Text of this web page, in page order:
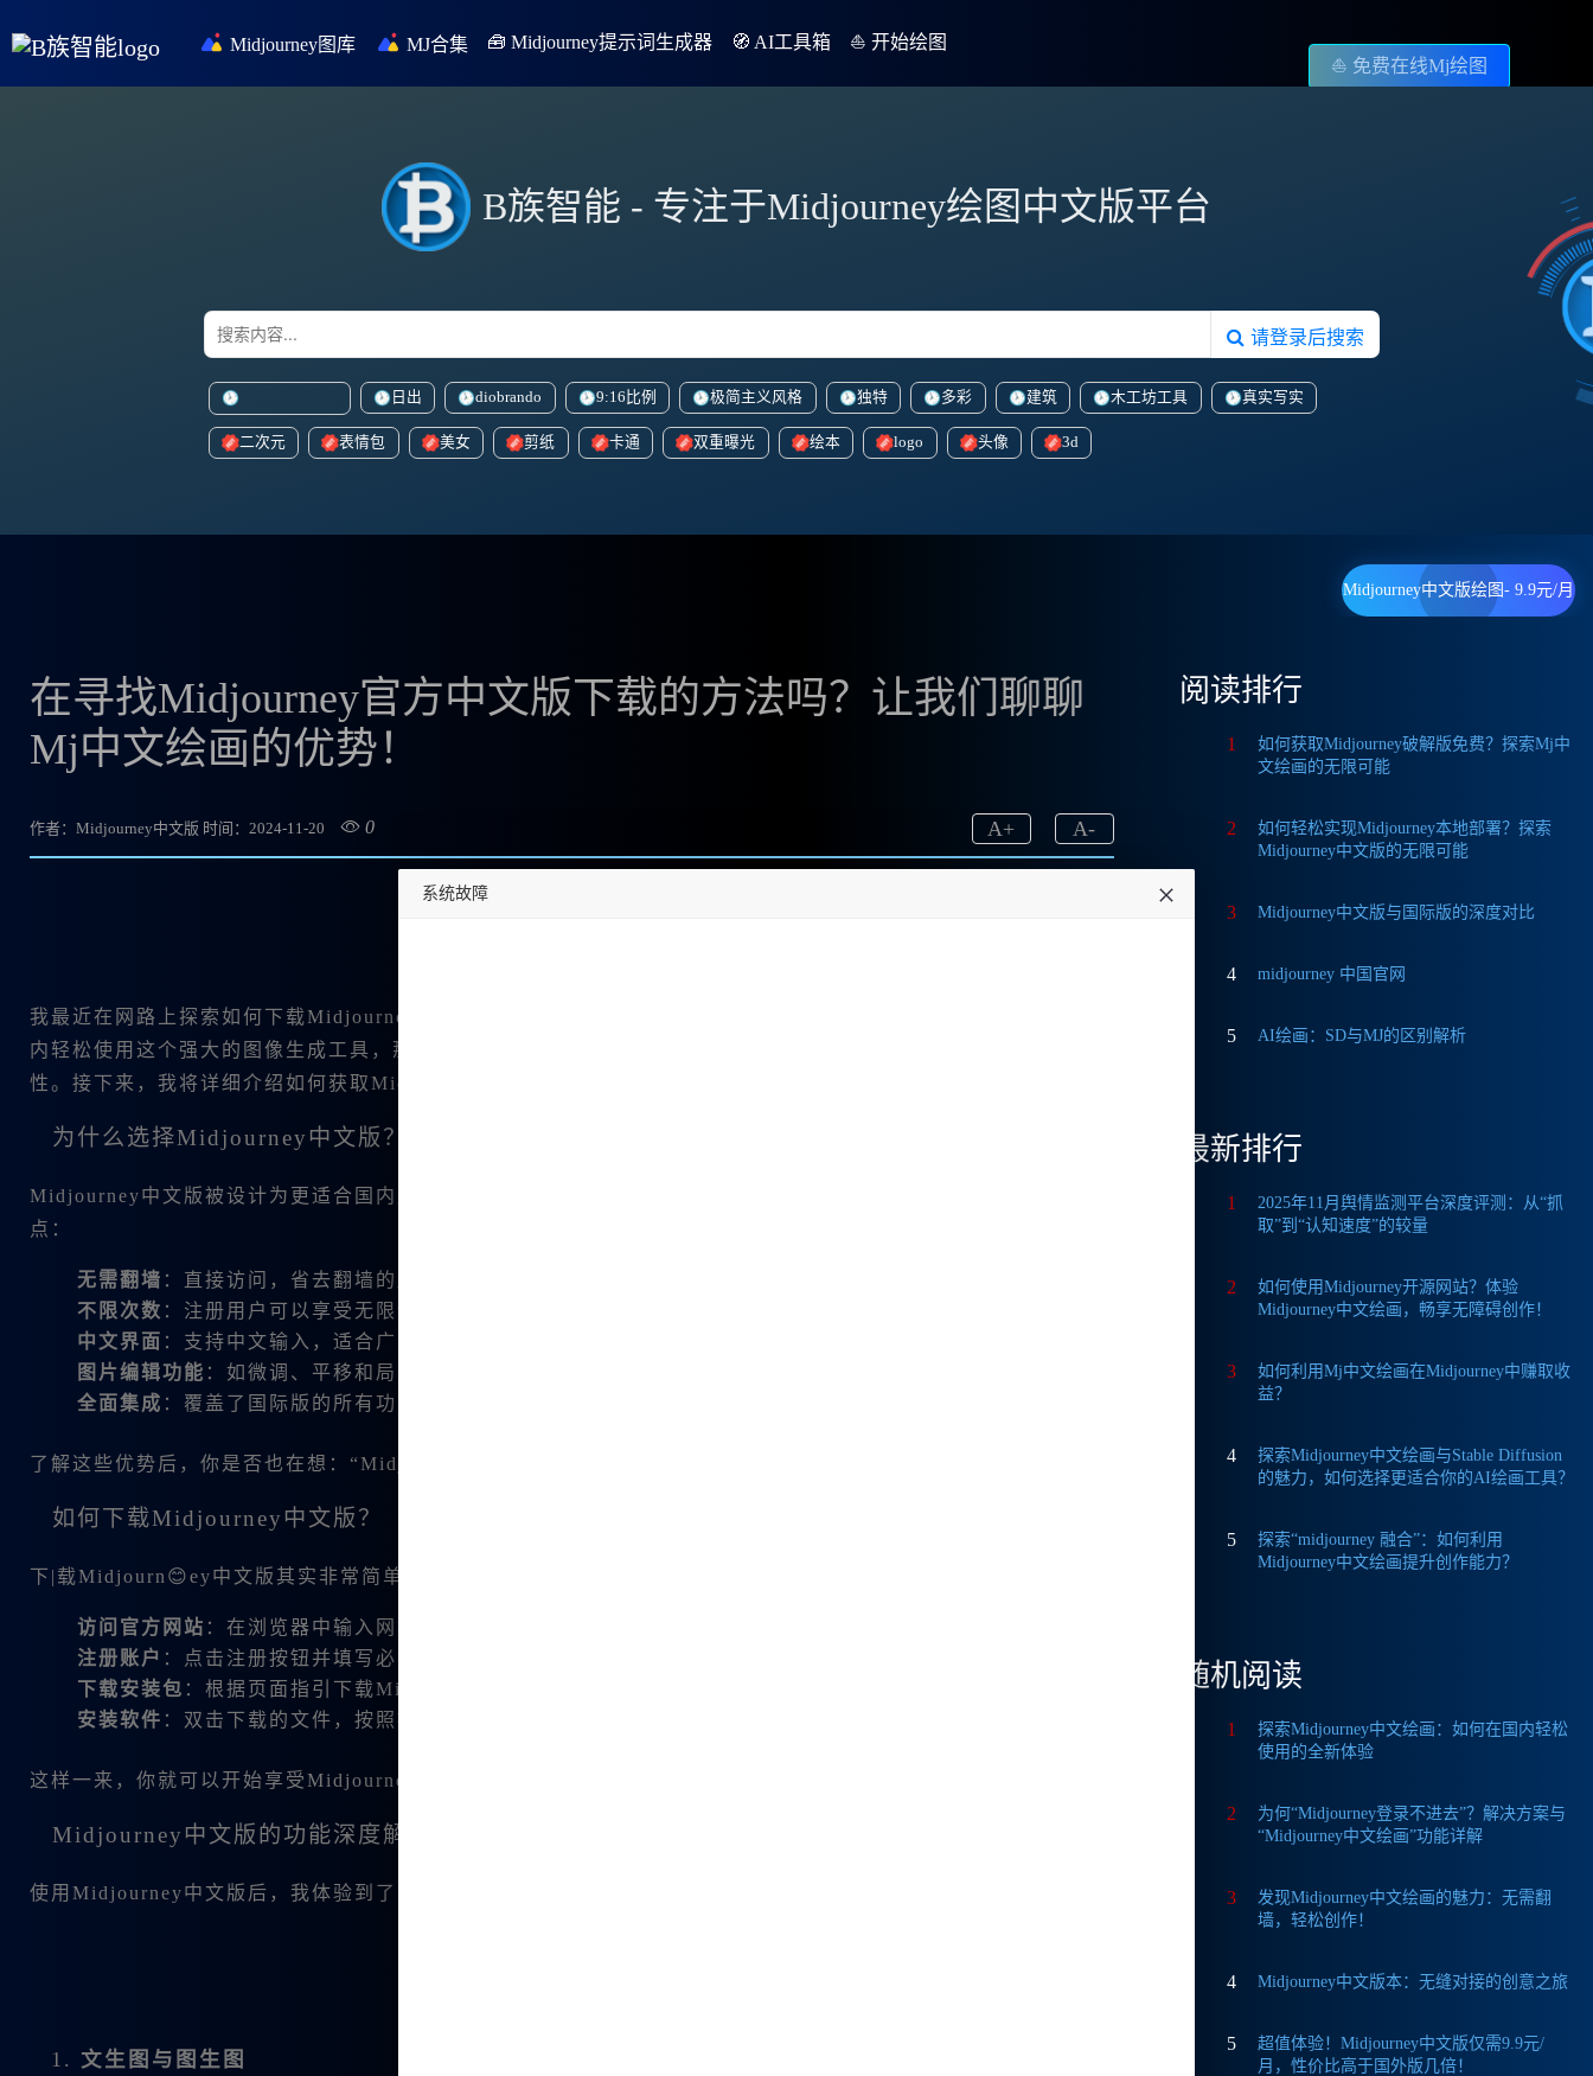
Midjourney图库 MJ合集 🧰 Midjourney提示词生成器 🧭 AI工具箱
⛵️ 开始绘图
⛵️ 免费在线Mj绘图
B族智能 - 专注于Midjourney绘图中文版平台
请登录后搜索
doubleexposureeffect
日出 diobrando 9:16比例 极简主义风格 独特 多彩 建筑 木工坊工具 真实写实
二次元 表情包 美女 剪纸 卡通 双重曝光 绘本 logo 头像 3d
Midjourney中文版绘图- 9.9元/月
在寻找Midjourney官方中文版下载的方法吗？让我们聊聊
Mj中文绘画的优势！
作者：Midjourney中文版 时间：2024-11-20 0 A-
A+
我最近在网路上探索如何下载Midjourney官方中文版，发现了不 少有用的信息和资源。如果你和我一样，想要在国
内轻松使用这个强大的图像生成工具，那么你来对地方了！作为一个狂热的绘画爱.好者，我深知用好工具的重要
性。接下来，我将详细介绍如何获取Midjourne.y中文版👍，并讲解其在国内使用的优势，确保你能够轻松上手。
为什么选择Midjourney中文版？
Midjourney中文版被设计为更适合国内用户，不需要翻墙，也无需复杂的操作。现在我就给大家列举一些它的优
点：
无需翻墙 ：直接访问，省去翻墙的麻烦。
不限次数 ：注册用户可以享受无限制的使用时间和次数。
中文界面 ：支持中文输入，适合广大用户操作。
图片编辑功能 ：如微调、平移和局部重绘，功能非常强大。
全面集成 ：覆盖了国际版的所有功能，包括最新的V6.1和niji6版本。
了解这些优势后，你是否也在想：“Midjourney中文版在哪里下载呢？”接下来，我将告诉你答案。
如何下载Midjourney中文版？
下|载Midjourn😊ey中文版其实非常简单。你可以直接访问官方网站
访问官方网站 ：在浏览器中输入网址
注册账户 ：点击注册按钮并填写必要的信息，注册后会获得一些免费积分。
下载安装包 ：根据页面指引下载Midjourney中文版的安装包。
安装软件 ：双击下载的文件，按照提示完成安装。
这样一来，你就可以开始享受Midjourney带来的乐趣了。
Midjourney中文版的功能深度解析
使用Midjourney中文版后，我体验到了以下几种强大的功能：
1. 文生图与图生图
阅读排行
1
如何获取Midjourney破解版免费？探索Mj中
文绘画的无限可能
2
如何轻松实现Midjourney本地部署？探索
Midjourney中文版的无限可能
3 Midjourney中文版与国际版的深度对比
4 midjourney 中国官网
5 AI绘画：SD与MJ的区别解析
最新排行
1
2025年11月舆情监测平台深度评测：从“抓
取”到“认知速度”的较量
2
如何使用Midjourney开源网站？体验
Midjourney中文绘画，畅享无障碍创作！
3
如何利用Mj中文绘画在Midjourney中赚取收
益？
4
探索Midjourney中文绘画与Stable Diffusion
的魅力，如何选择更适合你的AI绘画工具？
5
探索“midjourney 融合”：如何利用
Midjourney中文绘画提升创作能力？
随机阅读
1
探索Midjourney中文绘画：如何在国内轻松
使用的全新体验
2
为何“Midjourney登录不进去”？解决方案与
“Midjourney中文绘画”功能详解
3
发现Midjourney中文绘画的魅力：无需翻
墙，轻松创作！
4 Midjourney中文版本：无缝对接的创意之旅
5
超值体验！Midjourney中文版仅需9.9元/
月，性价比高于国外版几倍！
系统故障